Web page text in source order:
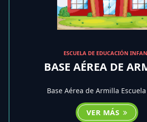
ESCUELA DE EDUCACIÓN
BASE AÉREA DE
Base Aérea de Armilla
VER MÁS